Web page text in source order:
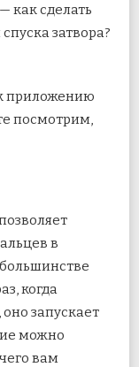
как сделать
затвора?
приложению
посмотрим,
в
когда
запускает
можно
вам